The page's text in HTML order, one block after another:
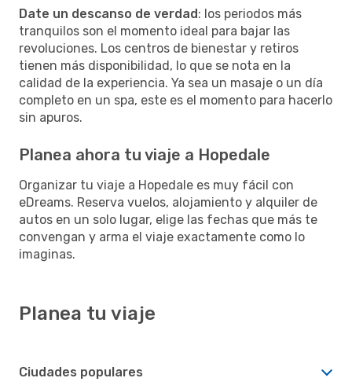
Date un descanso de verdad: los periodos más
tranquilos son el momento ideal para bajar las
revoluciones. Los centros de bienestar y retiros
tienen más disponibilidad, lo que se nota en la
calidad de la experiencia. Ya sea un masaje o un día
completo en un spa, este es el momento para hacerlo
sin apuros.
Planea ahora tu viaje a Hopedale
Organizar tu viaje a Hopedale es muy fácil con
eDreams. Reserva vuelos, alojamiento y alquiler de
autos en un solo lugar, elige las fechas que más te
convengan y arma el viaje exactamente como lo
imaginas.
Planea tu viaje
Ciudades populares